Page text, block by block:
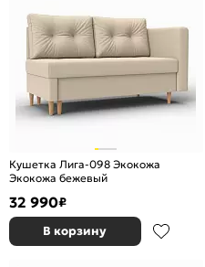
Кушетка Лига-098 Экокожа
Экокожа бежевый
32 990₽
В корзину